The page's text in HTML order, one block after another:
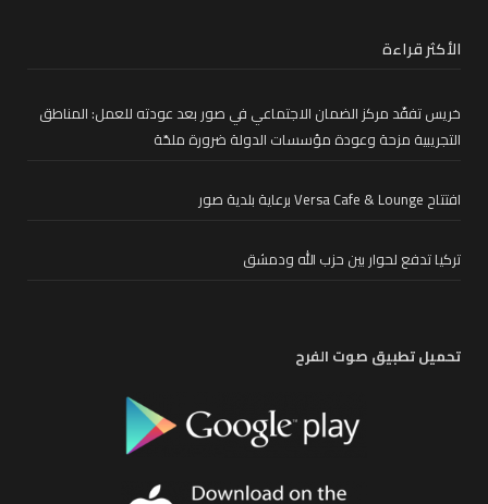
الأكثر قراءة
خريس تفقّد مركز الضمان الاجتماعي في صور بعد عودته للعمل: المناطق
التجريبية مزحة وعودة مؤسسات الدولة ضرورة ملحّة
افتتاح Versa Cafe & Lounge برعاية بلدية صور
تركيا تدفع لحوار بين حزب الله ودمشق
تحميل تطبيق صوت الفرح